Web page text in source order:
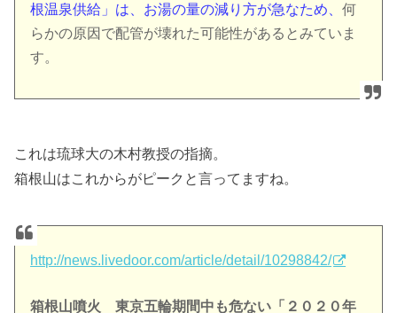
根温泉供給」は、お湯の量の減り方が急なため、何
らかの原因で配管が壊れた可能性があるとみていま
す。
これは琉球大の木村教授の指摘。
箱根山はこれからがピークと言ってますね。
http://news.livedoor.com/article/detail/10298842/
箱根山噴火 東京五輪期間中も危ない「２０２０年